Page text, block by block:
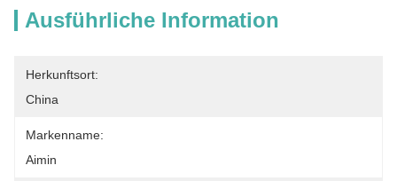
Ausführliche Information
Herkunftsort:
China
Markenname:
Aimin